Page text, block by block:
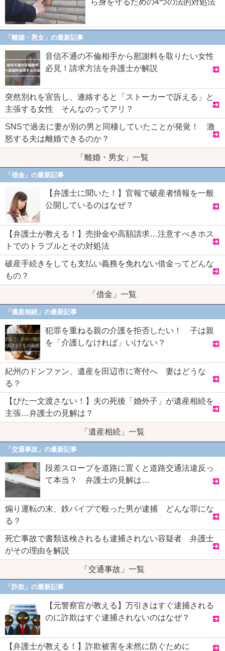
「離婚・男女」の最新記事
音信不通の不倫相手から慰謝料を取りたい女性
必見！請求方法を弁護士が解説
突然別れを宣告し、連絡すると「ストーカーで訴える」と
主張する女性 そんなのってアリ？
SNSで過去に妻が別の男と同棲していたことが発覚！ 激
怒する夫は離婚できるのか？
「離婚・男女」一覧
「借金」の最新記事
【弁護士に聞いた！】官報で破産者情報を一般
公開しているのはなぜ？
【弁護士が教える！】売掛金や高額請求…注意すべきホス
トでのトラブルとその対処法
破産手続きをしても支払い義務を免れない借金ってどんな
もの？
「借金」一覧
「遺産相続」の最新記事
犯罪を重ねる親の介護を拒否したい！ 子は親
を「介護しなければ」いけない？
紀州のドンファン、遺産を田辺市に寄付へ 妻はどうな
る？
【びた一文渡さない！】夫の死後「婚外子」が遺産相続を
主張…弁護士の見解は？
「遺産相続」一覧
「交通事故」の最新記事
段差スロープを道路に置くと道路交通法違反っ
て本当？ 弁護士の見解は…
煽り運転の末、鉄パイプで殴った男が逮捕 どんな罪にな
る？
死亡事故で書類送検されるも逮捕されない容疑者 弁護士
がその理由を解説
「交通事故」一覧
「詐欺」の最新記事
【元警察官が教える】万引きはすぐ逮捕される
のに詐欺はすぐ逮捕されないのはなぜ？
【弁護士が教える！】詐欺被害を未然に防ぐために